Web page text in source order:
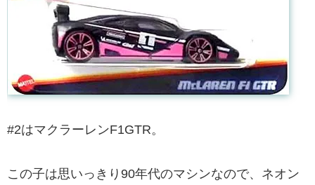
#2はマクラーレンF1GTR。
この子は思いっきり90年代のマシンなので、ネオン